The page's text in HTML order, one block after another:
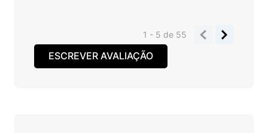
1 - 5de 55
ESCREVER AVALIAÇÃO